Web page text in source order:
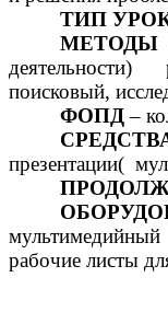
ТИП
МЕТОДЫ
поисковый,
ФОПД–
презентации(
рабочие листы